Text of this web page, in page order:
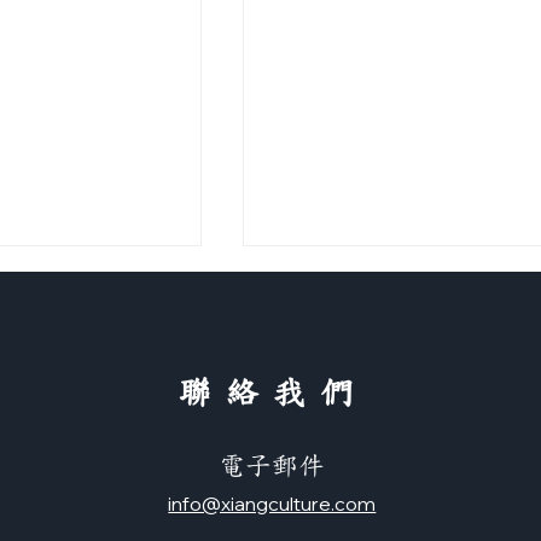
標點符號怎麼用？（正體＆
体）
​聯絡我們
電子郵件
info@xiangculture.com